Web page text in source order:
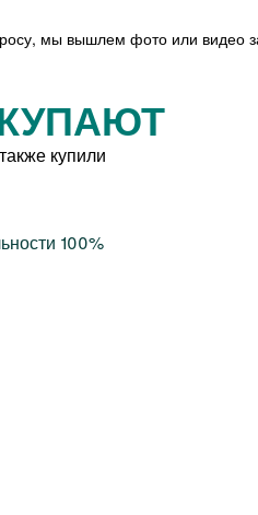
мы вышлем фото или видео
купили
100%